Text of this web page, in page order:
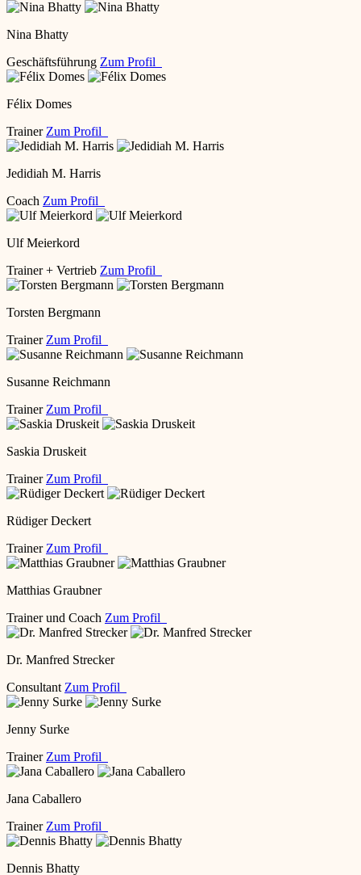
Nina Bhatty
Geschäftsführung Zum Profil
Félix Domes
Trainer Zum Profil
Jedidiah M. Harris
Coach Zum Profil
Ulf Meierkord
Trainer + Vertrieb Zum Profil
Torsten Bergmann
Trainer Zum Profil
Susanne Reichmann
Trainer Zum Profil
Saskia Druskeit
Trainer Zum Profil
Rüdiger Deckert
Trainer Zum Profil
Matthias Graubner
Trainer und Coach Zum Profil
Dr. Manfred Strecker
Consultant Zum Profil
Jenny Surke
Trainer Zum Profil
Jana Caballero
Trainer Zum Profil
Dennis Bhatty